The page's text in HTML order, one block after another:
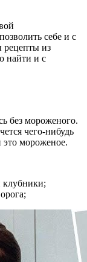
себе и с
рецепты из
найти и с
без мороженого.
чего-нибудь
мороженое.
клубники;